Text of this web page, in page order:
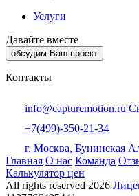
Услуги
Давайте вместе
обсудим Ваш проект
Контакты
info@capturemotion.ru
+7(499)-350-21-34
г. Москва, Бунинская
Главная О нас Команда
Калькулятор цен
All rights reserved 2026